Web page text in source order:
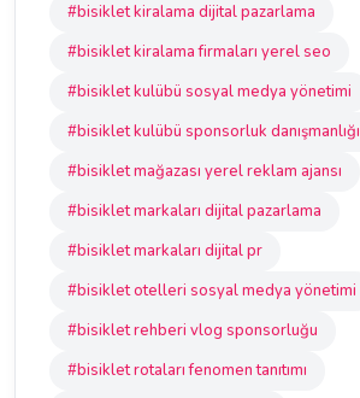
#bisiklet kiralama dijital pazarlama
#bisiklet kiralama firmaları yerel seo
#bisiklet kulübü sosyal medya yönetimi
#bisiklet kulübü sponsorluk danışmanlığı
#bisiklet mağazası yerel reklam ajansı
#bisiklet markaları dijital pazarlama
#bisiklet markaları dijital pr
#bisiklet otelleri sosyal medya yönetimi
#bisiklet rehberi vlog sponsorluğu
#bisiklet rotaları fenomen tanıtımı